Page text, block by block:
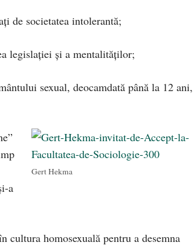
de societatea intolerantă;
legislaţiei şi a mentalităţilor;
sexual, deocamdată până la 12 ani,
Gert Hekma
a
cultura homosexuală pentru a desemna